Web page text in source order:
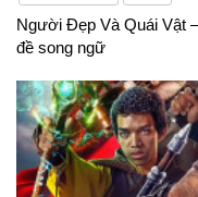
Người Đẹp Và Quái Vật
đề song ngữ